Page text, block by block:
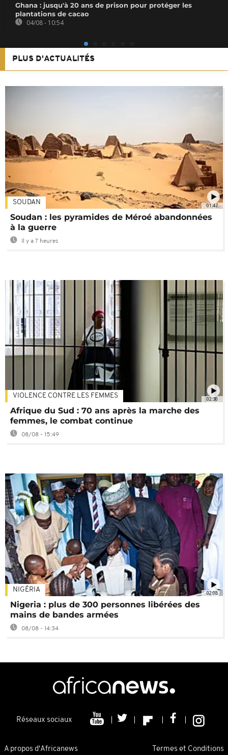
Ghana : jusqu'à 20 ans de prison pour protéger les
plantations de cacao
04/08 - 10:54
PLUS D'ACTUALITÉS
01:47
SOUDAN
Soudan : les pyramides de Méroé abandonnées
à la guerre
Il y a 7 heures
02:30
VIOLENCE CONTRE LES FEMMES
Afrique du Sud : 70 ans après la marche des
femmes, le combat continue
08/08 - 15:49
02:08
NIGÉRIA
Nigeria : plus de 300 personnes libérées des
mains de bandes armées
08/08 - 14:34
Réseaux sociaux
A propos d'Africanews Termes et Conditions